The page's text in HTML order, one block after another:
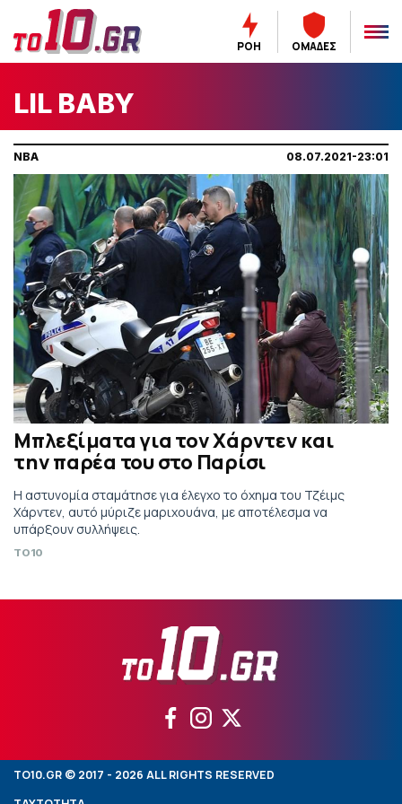
ΡΟΗ ΟΜΑΔΕΣ
LIL BABY
NBA 08.07.2021-23:01
Μπλεξίματα για τον Χάρντεν και
την παρέα του στο Παρίσι
Η αστυνομία σταμάτησε για έλεγχο το όχημα του Τζέιμς
Χάρντεν, αυτό μύριζε μαριχουάνα, με αποτέλεσμα να
υπάρξουν συλλήψεις.
TO10
TO10.GR © 2017 - 2026 ALL RIGHTS RESERVED